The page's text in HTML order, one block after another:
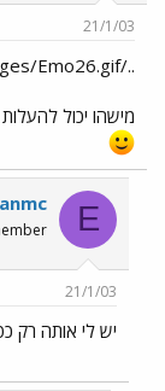
ש
ר
ך
21/1/03
../images/Emo26.gif
מישהו יכול
E
21/1/03
יש לי אותה רק